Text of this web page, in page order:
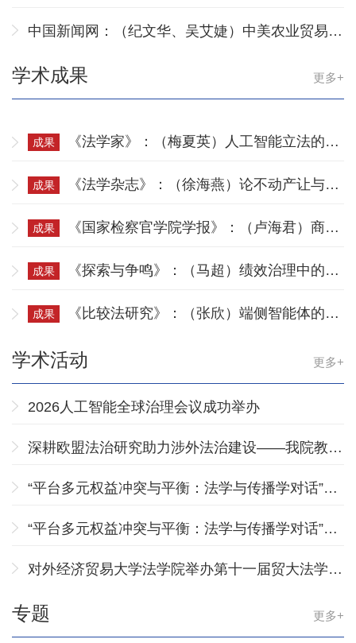
中国新闻网：（纪文华、吴艾婕）中美农业贸易互
更多+
学术成果
成果
《法学家》：（梅夏英）人工智能立法的基
成果
《法学杂志》：（徐海燕）论不动产让与担
成
成果
《国家检察官学院学报》：（卢海君）商业
成果
《探索与争鸣》：（马超）绩效治理中的府
成果
《比较法研究》：（张欣）端侧智能体的治
更多+
学术活动
2026人工智能全球治理会议成功举办
深耕欧盟法治研究助力涉外法治建设——我院教师
年会暨昆仑法学论坛
“平台多元权益冲突与平衡：法学与传播学对话”论
“平台多元权益冲突与平衡：法学与传播学对话”论
对外经济贸易大学法学院举办第十一届贸大法学研
更多+
专题